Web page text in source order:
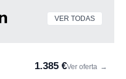
VER TODAS
1.385 €Ver oferta →